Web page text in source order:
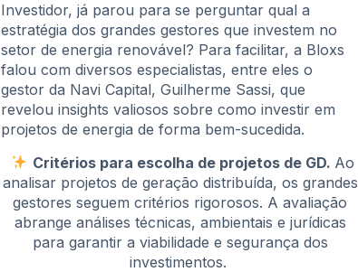
Investidor, já parou para se perguntar qual a
estratégia dos grandes gestores que investem no
setor de energia renovável? Para facilitar, a Bloxs
falou com diversos especialistas, entre eles o
gestor da Navi Capital, Guilherme Sassi, que
revelou insights valiosos sobre como investir em
projetos de energia de forma bem-sucedida.
Critérios para escolha de projetos de GD. Ao
analisar projetos de geração distribuída, os grandes
gestores seguem critérios rigorosos. A avaliação
abrange análises técnicas, ambientais e jurídicas
para garantir a viabilidade e segurança dos
investimentos.